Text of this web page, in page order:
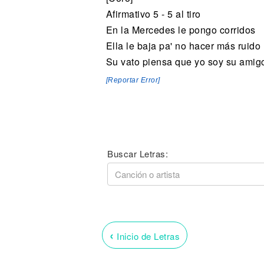
Afirmativo 5 - 5 al tiro
En la Mercedes le pongo corridos
Ella le baja pa' no hacer más ruido
Su vato piensa que yo soy su
[Reportar Error]
Buscar Letras:
‹ Inicio de Letras